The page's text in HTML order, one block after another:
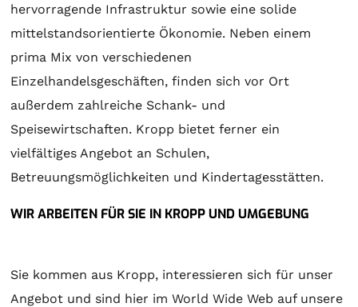
hervorragende Infrastruktur sowie eine solide
mittelstandsorientierte Ökonomie. Neben einem
prima Mix von verschiedenen
Einzelhandelsgeschäften, finden sich vor Ort
außerdem zahlreiche Schank- und
Speisewirtschaften. Kropp bietet ferner ein
vielfältiges Angebot an Schulen,
Betreuungsmöglichkeiten und Kindertagesstätten.
WIR ARBEITEN FÜR SIE IN KROPP UND UMGEBUNG
Sie kommen aus Kropp, interessieren sich für unser
Angebot und sind hier im World Wide Web auf unsere